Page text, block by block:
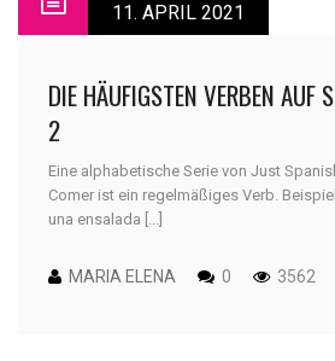
11. APRIL 2021
DIE HÄUFIGSTEN VERBEN AUF
2
Eine alphabetische Serie von Just
Comer ist ein regelmäßiges Verb.
una ensalada [...]
MARIA ELENA 0 3562